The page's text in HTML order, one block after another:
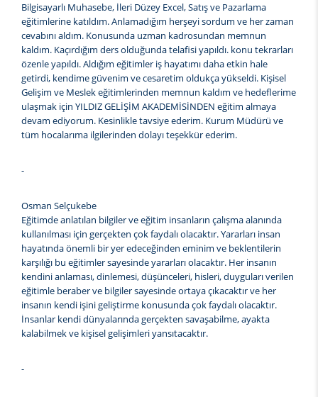
Bilgisayarlı Muhasebe, İleri Düzey Excel, Satış ve Pazarlama
eğitimlerine katıldım. Anlamadığım herşeyi sordum ve her zaman
cevabını aldım. Konusunda uzman kadrosundan memnun
kaldım. Kaçırdığım ders olduğunda telafisi yapıldı. konu tekrarları
özenle yapıldı. Aldığım eğitimler iş hayatımı daha etkin hale
getirdi, kendime güvenim ve cesaretim oldukça yükseldi. Kişisel
Gelişim ve Meslek eğitimlerinden memnun kaldım ve hedeflerime
ulaşmak için YILDIZ GELİŞİM AKADEMİSİNDEN eğitim almaya
devam ediyorum. Kesinlikle tavsiye ederim. Kurum Müdürü ve
tüm hocalarıma ilgilerinden dolayı teşekkür ederim.
-
Osman Selçukebe
Eğitimde anlatılan bilgiler ve eğitim insanların çalışma alanında
kullanılması için gerçekten çok faydalı olacaktır. Yararları insan
hayatında önemli bir yer edeceğinden eminim ve beklentilerin
karşılığı bu eğitimler sayesinde yararları olacaktır. Her insanın
kendini anlaması, dinlemesi, düşünceleri, hisleri, duyguları verilen
eğitimle beraber ve bilgiler sayesinde ortaya çıkacaktır ve her
insanın kendi işini geliştirme konusunda çok faydalı olacaktır.
İnsanlar kendi dünyalarında gerçekten savaşabilme, ayakta
kalabilmek ve kişisel gelişimleri yansıtacaktır.
-